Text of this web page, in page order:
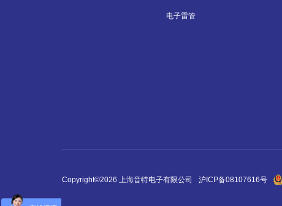
电子雷管
Copyright©2026 上海音特电子有限公司 沪ICP备08107616号